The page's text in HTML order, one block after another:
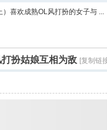
喜欢成熟OL风打扮的女子与 ...
扮姑娘互相为敌 [复制链